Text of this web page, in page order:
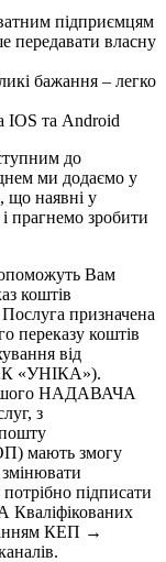
підприємцям
передавати власну
бажання – легко
IOS та Android
до
ми додаємо у
що наявні у
прагнемо зробити
Вам
коштів
Послуга призначена
переказу коштів
від
«УНІКА»).
НАДАВАЧА
з
мають змогу
змінювати
підписати
Кваліфікованих
КЕП →